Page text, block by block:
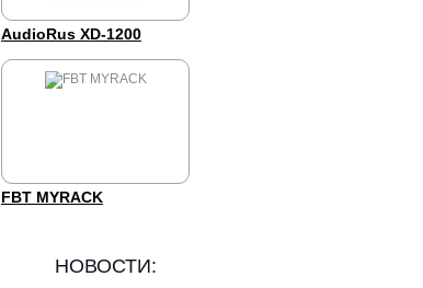
AudioRus XD-1200
FBT MYRACK
НОВОСТИ: